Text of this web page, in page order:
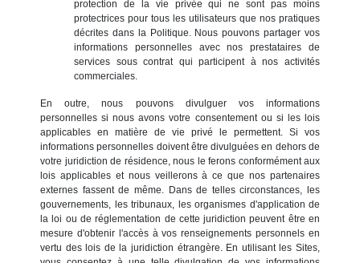
protection de la vie privée qui ne sont pas moins
protectrices pour tous les utilisateurs que nos pratiques
décrites dans la Politique. Nous pouvons partager vos
informations personnelles avec nos prestataires de
services sous contrat qui participent à nos activités
commerciales.
En outre, nous pouvons divulguer vos informations
personnelles si nous avons votre consentement ou si les lois
applicables en matière de vie privé le permettent. Si vos
informations personnelles doivent être divulguées en dehors de
votre juridiction de résidence, nous le ferons conformément aux
lois applicables et nous veillerons à ce que nos partenaires
externes fassent de même. Dans de telles circonstances, les
gouvernements, les tribunaux, les organismes d'application de
la loi ou de réglementation de cette juridiction peuvent être en
mesure d'obtenir l'accès à vos renseignements personnels en
vertu des lois de la juridiction étrangère. En utilisant les Sites,